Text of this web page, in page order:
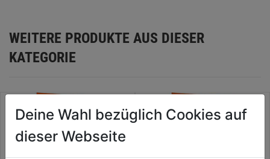
WEITERE PRODUKTE AUS DIESER
KATEGORIE
Deine Wahl bezüglich Cookies auf
dieser Webseite